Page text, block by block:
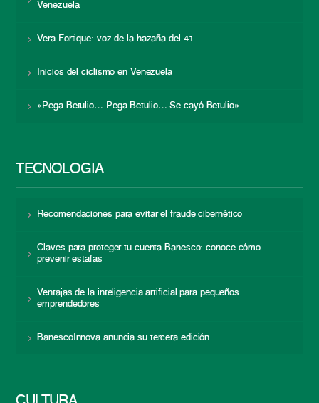
Venezuela
Vera Fortique: voz de la hazaña del 41
Inicios del ciclismo en Venezuela
«Pega Betulio… Pega Betulio… Se cayó Betulio»
TECNOLOGÍA
Recomendaciones para evitar el fraude cibernético
Claves para proteger tu cuenta Banesco: conoce cómo
prevenir estafas
Ventajas de la inteligencia artificial para pequeños
emprendedores
BanescoInnova anuncia su tercera edición